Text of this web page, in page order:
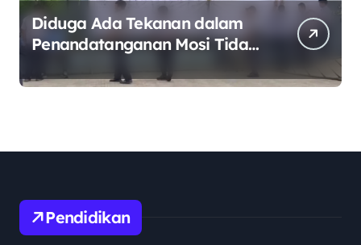
Diduga Ada Tekanan dalam
Penandatanganan Mosi Tidak
Polemik Perumda Tirta
Pendidikan